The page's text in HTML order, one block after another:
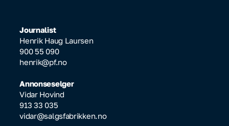
Journalist
Henrik Haug Laursen
900 55 090
henrik@pf.no
Annonseselger
Vidar Hovind
913 33 035
vidar@salgsfabrikken.no